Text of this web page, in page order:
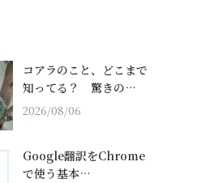
コアラのこと、どこまで
知ってる？ 驚きの…
2026/08/06
Google翻訳をChrome
で使う基本…